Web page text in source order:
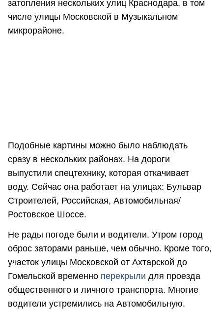
затопления нескольких улиц Краснодара, в том
числе улицы Московской в Музыкальном
микрорайоне.
Подобные картины можно было наблюдать
сразу в нескольких районах. На дороги
выпустили спецтехнику, которая откачивает
воду. Сейчас она работает на улицах: Бульвар
Строителей, Российская, Автомобильная/
Ростовское Шоссе.
Не рады погоде были и водители. Утром город
оброс заторами раньше, чем обычно. Кроме того,
участок улицы Московской от Ахтарской до
Гомельской временно перекрыли для проезда
общественного и личного транспорта. Многие
водители устремились на Автомобильную.